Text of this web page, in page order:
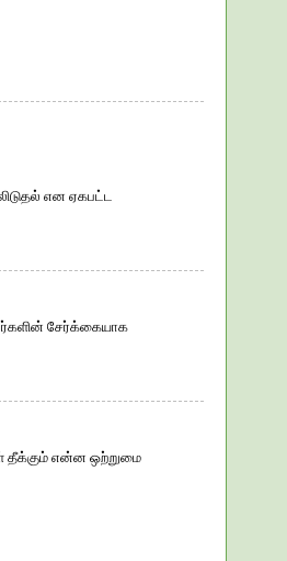
என ஏகபட்ட
சேர்க்கையாக
தீக்கும் என்ன ஒற்றுமை